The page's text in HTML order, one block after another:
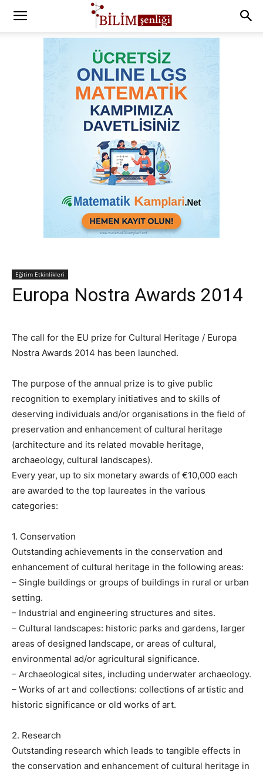
Eğitim Etkinlikleri
Europa Nostra Awards 2014
The call for the EU prize for Cultural Heritage / Europa
Nostra Awards 2014 has been launched.
The purpose of the annual prize is to give public
recognition to exemplary initiatives and to skills of
deserving individuals and/or organisations in the field of
preservation and enhancement of cultural heritage
(architecture and its related movable heritage,
archaeology, cultural landscapes).
Every year, up to six monetary awards of €10,000 each
are awarded to the top laureates in the various
categories:
1. Conservation
Outstanding achievements in the conservation and
enhancement of cultural heritage in the following areas:
– Single buildings or groups of buildings in rural or urban
setting.
– Industrial and engineering structures and sites.
– Cultural landscapes: historic parks and gardens, larger
areas of designed landscape, or areas of cultural,
environmental ad/or agricultural significance.
– Archaeological sites, including underwater archaeology.
– Works of art and collections: collections of artistic and
historic significance or old works of art.
2. Research
Outstanding research which leads to tangible effects in
the conservation and enhancement of cultural heritage in